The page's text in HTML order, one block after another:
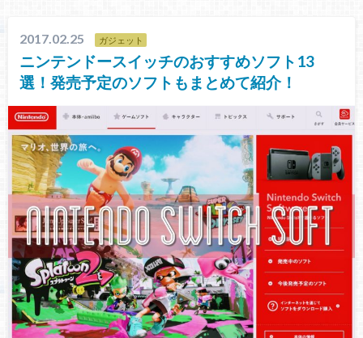
2017.02.25 ガジェット
ニンテンドースイッチのおすすめソフト13
選！発売予定のソフトもまとめて紹介！